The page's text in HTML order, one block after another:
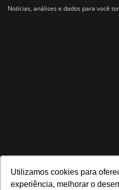
Utilizamos cookies para
experiência, melhorar o
Notícias, análises e dados para você
Navegue no site